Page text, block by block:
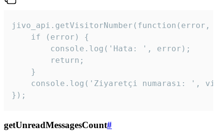
jivo_api.getVisitorNumber(function(error,
    if (error) {
        console.log('Hata: ', error);
        return;
    }
console.log('Ziyaretçi numarası: ',
});
getUnreadMessagesCount#